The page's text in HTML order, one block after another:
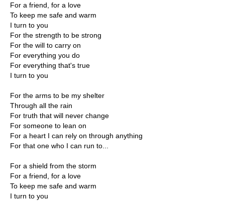
For a friend, for a love
To keep me safe and warm
I turn to you
For the strength to be strong
For the will to carry on
For everything you do
For everything that's true
I turn to you
For the arms to be my shelter
Through all the rain
For truth that will never change
For someone to lean on
For a heart I can rely on through anything
For that one who I can run to...
For a shield from the storm
For a friend, for a love
To keep me safe and warm
I turn to you